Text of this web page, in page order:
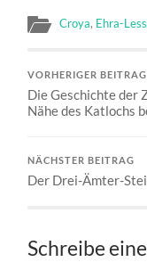
Croya, Ehra-
VORHERIGER BEITRAG
Die Geschichte der
Nähe des Katlochs
NÄCHSTER BEITRAG
Der Drei-Ämter-
Schreibe